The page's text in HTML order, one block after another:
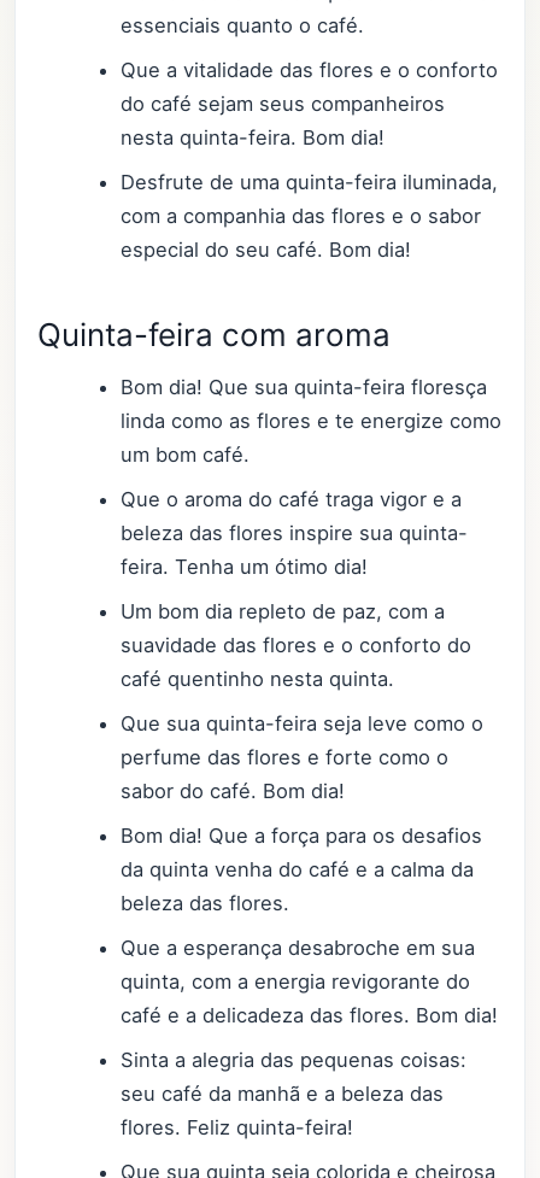
essenciais quanto o café.
Que a vitalidade das flores e o conforto
do café sejam seus companheiros
nesta quinta-feira. Bom dia!
Desfrute de uma quinta-feira iluminada,
com a companhia das flores e o sabor
especial do seu café. Bom dia!
Quinta-feira com aroma
Bom dia! Que sua quinta-feira floresça
linda como as flores e te energize como
um bom café.
Que o aroma do café traga vigor e a
beleza das flores inspire sua quinta-
feira. Tenha um ótimo dia!
Um bom dia repleto de paz, com a
suavidade das flores e o conforto do
café quentinho nesta quinta.
Que sua quinta-feira seja leve como o
perfume das flores e forte como o
sabor do café. Bom dia!
Bom dia! Que a força para os desafios
da quinta venha do café e a calma da
beleza das flores.
Que a esperança desabroche em sua
quinta, com a energia revigorante do
café e a delicadeza das flores. Bom dia!
Sinta a alegria das pequenas coisas:
seu café da manhã e a beleza das
flores. Feliz quinta-feira!
Que sua quinta seja colorida e cheirosa